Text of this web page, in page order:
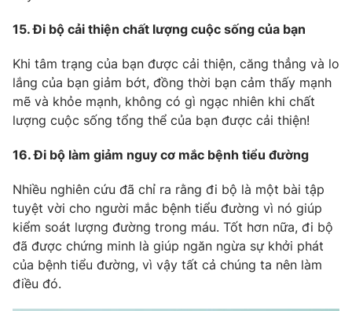
15. Đi bộ cải thiện chất lượng cuộc sống của bạn
Khi tâm trạng của bạn được cải thiện, căng thẳng và lo
lắng của bạn giảm bớt, đồng thời bạn cảm thấy mạnh
mẽ và khỏe mạnh, không có gì ngạc nhiên khi chất
lượng cuộc sống tổng thể của bạn được cải thiện!
16. Đi bộ làm giảm nguy cơ mắc bệnh tiểu đường
Nhiều nghiên cứu đã chỉ ra rằng đi bộ là một bài tập
tuyệt vời cho người mắc bệnh tiểu đường vì nó giúp
kiểm soát lượng đường trong máu. Tốt hơn nữa, đi bộ
đã được chứng minh là giúp ngăn ngừa sự khởi phát
của bệnh tiểu đường, vì vậy tất cả chúng ta nên làm
điều đó.